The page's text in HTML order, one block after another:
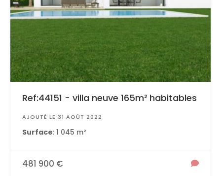
Ref:44151 - villa neuve 165m² habitables
AJOUTÉ LE 31 AOÛT 2022
Surface: 1 045 m²
481 900 €